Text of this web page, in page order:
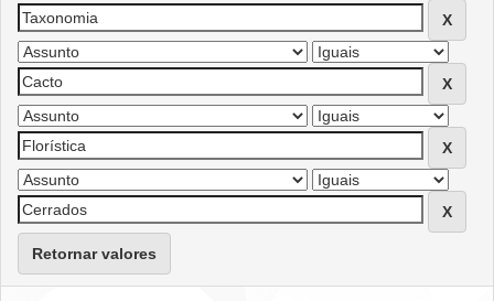
Retornar valores